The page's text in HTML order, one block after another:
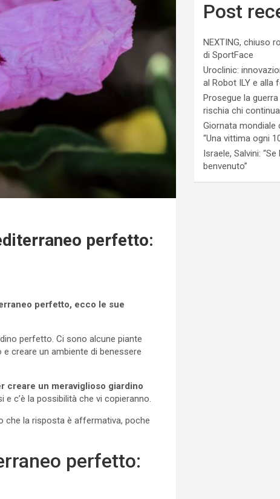
perfetto:
perfetto, ecco le sue
perfetto. Ci sono alcune piante
creare un ambiente di benessere
creare un meraviglioso giardino
c’è la possibilità che vi copieranno.
che la risposta è affermativa, poche
perfetto:
Post
NEXTING, chiuso
di SportFace
Uroclinic:
al Robot ILY e alla
Prosegue la
rischia chi
Giornata mondiale
“Una vittima ogni
Israele, Salvini:
benvenuto”